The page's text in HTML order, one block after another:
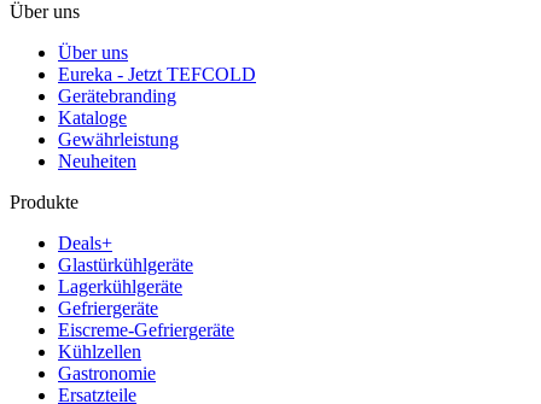
Über uns
Über uns
Eureka - Jetzt TEFCOLD
Gerätebranding
Kataloge
Gewährleistung
Neuheiten
Produkte
Deals+
Glastürkühlgeräte
Lagerkühlgeräte
Gefriergeräte
Eiscreme-Gefriergeräte
Kühlzellen
Gastronomie
Ersatzteile